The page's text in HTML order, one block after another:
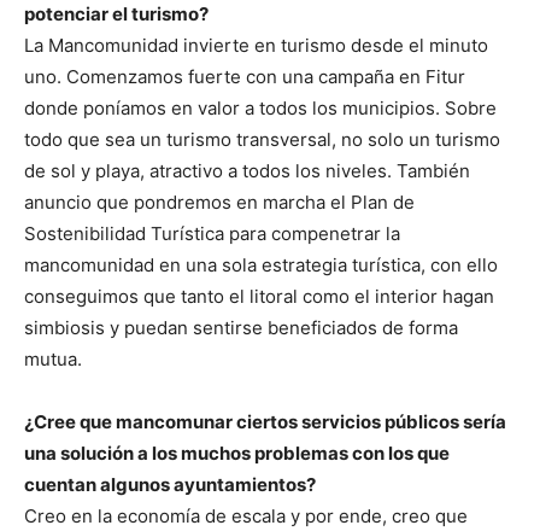
potenciar el turismo?
La Mancomunidad invierte en turismo desde el minuto
uno. Comenzamos fuerte con una campaña en Fitur
donde poníamos en valor a todos los municipios. Sobre
todo que sea un turismo transversal, no solo un turismo
de sol y playa, atractivo a todos los niveles. También
anuncio que pondremos en marcha el Plan de
Sostenibilidad Turística para compenetrar la
mancomunidad en una sola estrategia turística, con ello
conseguimos que tanto el litoral como el interior hagan
simbiosis y puedan sentirse beneficiados de forma
mutua.
¿Cree que mancomunar ciertos servicios públicos sería
una solución a los muchos problemas con los que
cuentan algunos ayuntamientos?
Creo en la economía de escala y por ende, creo que